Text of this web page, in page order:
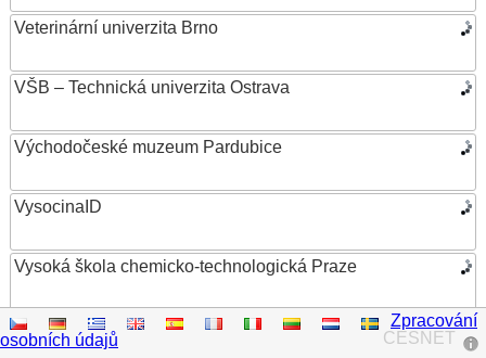
Veterinární univerzita Brno
VŠB – Technická univerzita Ostrava
Východočeské muzeum Pardubice
VysocinaID
Vysoká škola chemicko-technologická Praze
Vysoká škola ekonomická v Praze
CESNET
Zpracování
osobních údajů